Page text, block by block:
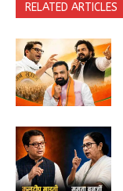
RELATED ARTICLES